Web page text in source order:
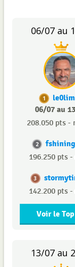
06/07 au
1
06/07 au
208.050 pts -
2
196.250 pts -
3
142.200 pts -
Voir le
13/07 au